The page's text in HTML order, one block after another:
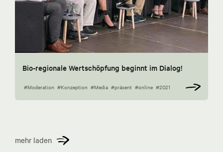
Bio-regionale Wertschöpfung beginnt im Dialog!
#Moderation #Konzeption #Media #präsent #online #2021
mehr laden